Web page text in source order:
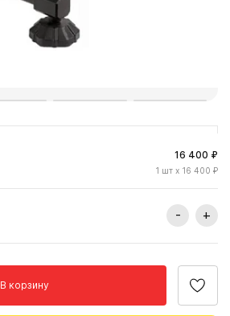
16 400 ₽
1 шт x 16 400 ₽
- +
В корзину